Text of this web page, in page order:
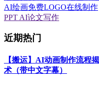
AI绘画免费LOGO在线制作
PPT AI论文写作
近期热门
【搬运】AI动画制作流程
术（带中文字幕）